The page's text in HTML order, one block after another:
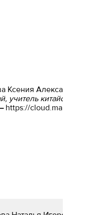
Ксения Александровна
учитель китайского
https://cloud.mail.ru/